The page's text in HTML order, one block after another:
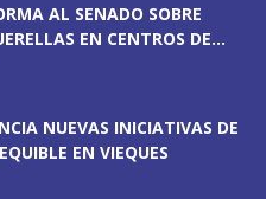
AL SENADO SOBRE
EN CENTROS DE...
NUEVAS INICIATIVAS DE
EN VIEQUES